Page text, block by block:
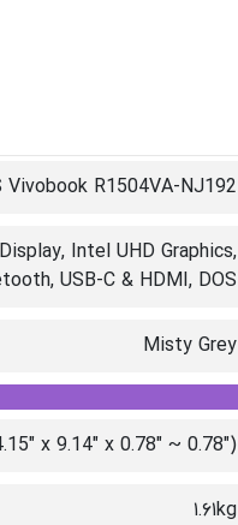
Vivobook R1504VA-NJ192
Intel UHD Graphics,
USB-C & HDMI, DOS.
Misty Grey
x 9.14" x 0.78" ~ 0.78")
۱.۶۱kg